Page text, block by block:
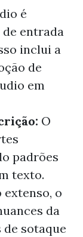
é
entrada
inclui a
de
em
O
padrões
texto.
o
da
sotaque